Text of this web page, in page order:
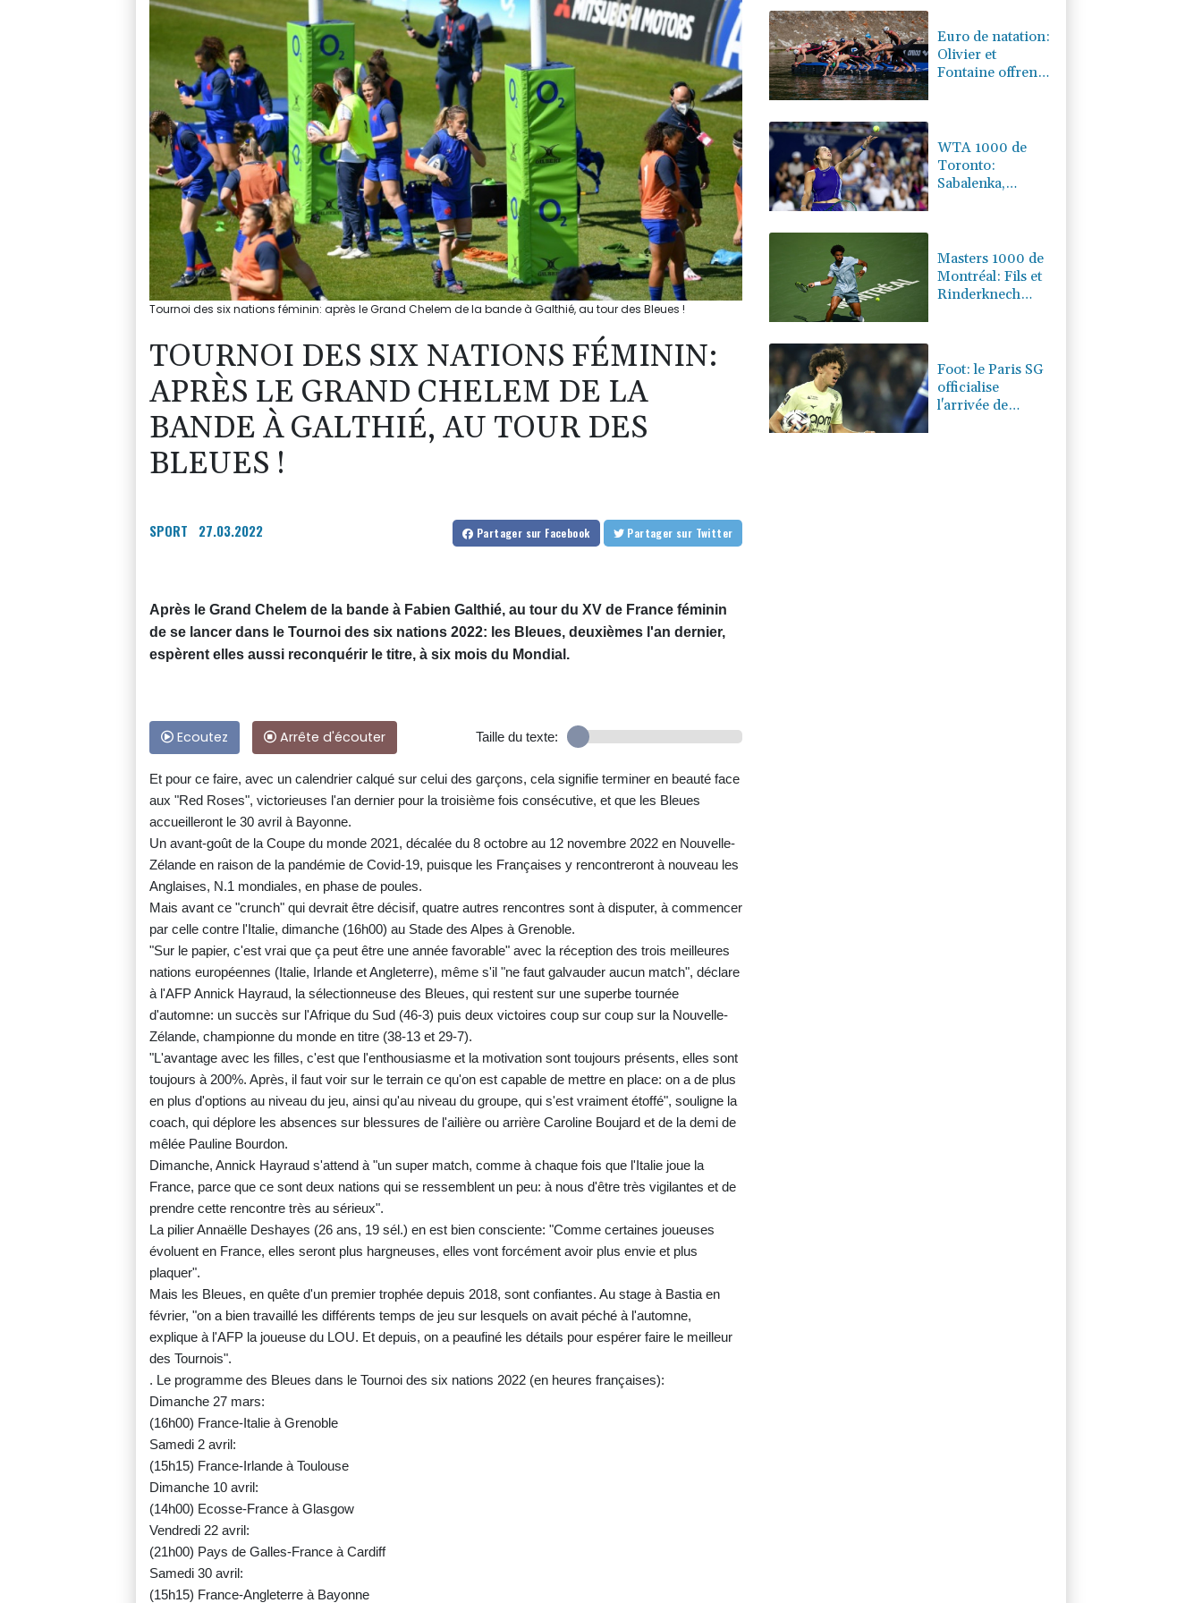
Tournoi des six nations féminin: après le Grand Chelem de la bande à Galthié, au tour des Bleues !
TOURNOI DES SIX NATIONS FÉMININ:
APRÈS LE GRAND CHELEM DE LA
BANDE À GALTHIÉ, AU TOUR DES
BLEUES !
SPORT 27.03.2022 Partager sur Facebook Partager sur Twitter
Après le Grand Chelem de la bande à Fabien Galthié, au tour du XV de France féminin
de se lancer dans le Tournoi des six nations 2022: les Bleues, deuxièmes l'an dernier,
espèrent elles aussi reconquérir le titre, à six mois du Mondial.
Ecoutez Arrête d'écouter Taille du texte:
Et pour ce faire, avec un calendrier calqué sur celui des garçons, cela signifie terminer en beauté face
aux "Red Roses", victorieuses l'an dernier pour la troisième fois consécutive, et que les Bleues
accueilleront le 30 avril à Bayonne.
Un avant-goût de la Coupe du monde 2021, décalée du 8 octobre au 12 novembre 2022 en Nouvelle-
Zélande en raison de la pandémie de Covid-19, puisque les Françaises y rencontreront à nouveau les
Anglaises, N.1 mondiales, en phase de poules.
Mais avant ce "crunch" qui devrait être décisif, quatre autres rencontres sont à disputer, à commencer
par celle contre l'Italie, dimanche (16h00) au Stade des Alpes à Grenoble.
"Sur le papier, c'est vrai que ça peut être une année favorable" avec la réception des trois meilleures
nations européennes (Italie, Irlande et Angleterre), même s'il "ne faut galvauder aucun match", déclare
à l'AFP Annick Hayraud, la sélectionneuse des Bleues, qui restent sur une superbe tournée
d'automne: un succès sur l'Afrique du Sud (46-3) puis deux victoires coup sur coup sur la Nouvelle-
Zélande, championne du monde en titre (38-13 et 29-7).
"L'avantage avec les filles, c'est que l'enthousiasme et la motivation sont toujours présents, elles sont
toujours à 200%. Après, il faut voir sur le terrain ce qu'on est capable de mettre en place: on a de plus
en plus d'options au niveau du jeu, ainsi qu'au niveau du groupe, qui s'est vraiment étoffé", souligne la
coach, qui déplore les absences sur blessures de l'ailière ou arrière Caroline Boujard et de la demi de
mêlée Pauline Bourdon.
Dimanche, Annick Hayraud s'attend à "un super match, comme à chaque fois que l'Italie joue la
France, parce que ce sont deux nations qui se ressemblent un peu: à nous d'être très vigilantes et de
prendre cette rencontre très au sérieux".
La pilier Annaëlle Deshayes (26 ans, 19 sél.) en est bien consciente: "Comme certaines joueuses
évoluent en France, elles seront plus hargneuses, elles vont forcément avoir plus envie et plus
plaquer".
Mais les Bleues, en quête d'un premier trophée depuis 2018, sont confiantes. Au stage à Bastia en
février, "on a bien travaillé les différents temps de jeu sur lesquels on avait péché à l'automne,
explique à l'AFP la joueuse du LOU. Et depuis, on a peaufiné les détails pour espérer faire le meilleur
des Tournois".
. Le programme des Bleues dans le Tournoi des six nations 2022 (en heures françaises):
Dimanche 27 mars:
(16h00) France-Italie à Grenoble
Samedi 2 avril:
(15h15) France-Irlande à Toulouse
Dimanche 10 avril:
(14h00) Ecosse-France à Glasgow
Vendredi 22 avril:
(21h00) Pays de Galles-France à Cardiff
Samedi 30 avril:
(15h15) France-Angleterre à Bayonne
Euro de natation:
Olivier et
Fontaine offrent
WTA 1000 de
Toronto:
Sabalenka,
Masters 1000 de
Montréal: Fils et
Rinderknech
Foot: le Paris SG
officialise
l'arrivée de